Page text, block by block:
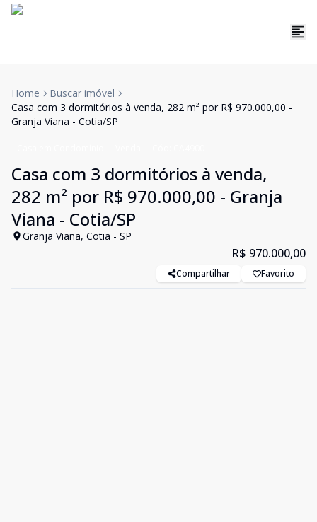
Home
Buscar imóvel
Casa com 3 dormitórios à venda, 282 m² por R$ 970.000,00 -
Granja Viana - Cotia/SP
Casa com 3 dormitórios à venda,
282 m² por R$ 970.000,00 - Granja
Viana - Cotia/SP
Granja Viana, Cotia - SP
R$ 970.000,00
Compartilhar Favorito